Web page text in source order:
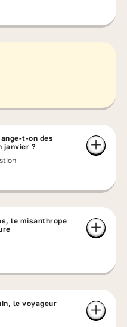
t-on des
janvier ?
le voyageur